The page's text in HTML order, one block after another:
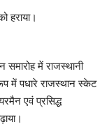
हराया।
में राजस्थानी
में पधारे राजस्थान स्केट
एवं प्रसिद्ध